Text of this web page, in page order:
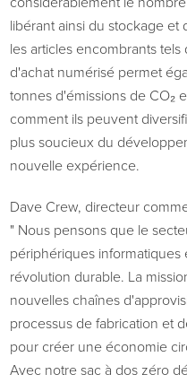
libérant ainsi du stockage et
les articles encombrants
d'achat numérisé permet
tonnes d'émissions de CO₂
comment ils peuvent
plus soucieux du
nouvelle expérience.
Dave Crew, directeur
" Nous pensons que le
périphériques
révolution durable. La
nouvelles chaînes
processus de fabrication et
pour créer une économie
Avec notre sac à dos zéro